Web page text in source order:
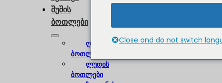
შუშის
ბოთლები
ღვინის
ბოთლები
ლუდის
ბოთლები
Close and do not switch